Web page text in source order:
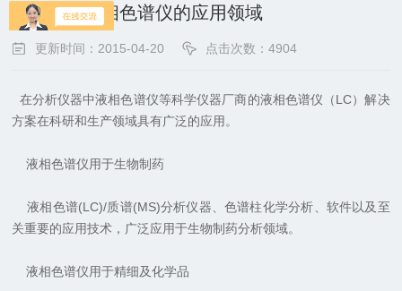
详细介绍液相色谱仪的应用领域
更新时间：2015-04-20 点击次数：4904
在分析仪器中液相色谱仪等科学仪器厂商的液相色谱仪（LC）解决
方案在科研和生产领域具有广泛的应用。
液相色谱仪用于生物制药
液相色谱(LC)/质谱(MS)分析仪器、色谱柱化学分析、软件以及至
关重要的应用技术，广泛应用于生物制药分析领域。
液相色谱仪用于精细及化学品